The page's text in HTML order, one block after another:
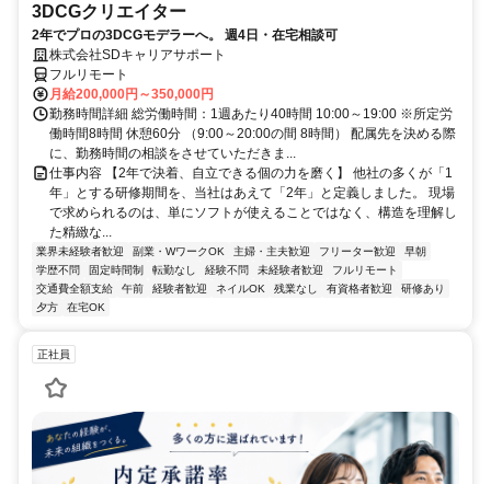
3DCGクリエイター
2年でプロの3DCGモデラーへ。 週4日・在宅相談可
株式会社SDキャリアサポート
フルリモート
月給200,000円～350,000円
勤務時間詳細 総労働時間：1週あたり40時間 10:00～19:00 ※所定労
働時間8時間 休憩60分 （9:00～20:00の間 8時間） 配属先を決める際
に、勤務時間の相談をさせていただきま...
仕事内容 【2年で決着、自立できる個の力を磨く】 他社の多くが「1
年」とする研修期間を、当社はあえて「2年」と定義しました。 現場
で求められるのは、単にソフトが使えることではなく、構造を理解し
た精緻な...
業界未経験者歓迎 副業・WワークOK 主婦・主夫歓迎 フリーター歓迎
早朝
学歴不問
固定時間制 転勤なし 経験不問 未経験者歓迎
フルリモート
交通費全額支給
午前 経験者歓迎 ネイルOK 残業なし 有資格者歓迎
研修あり
夕方
在宅OK
正社員